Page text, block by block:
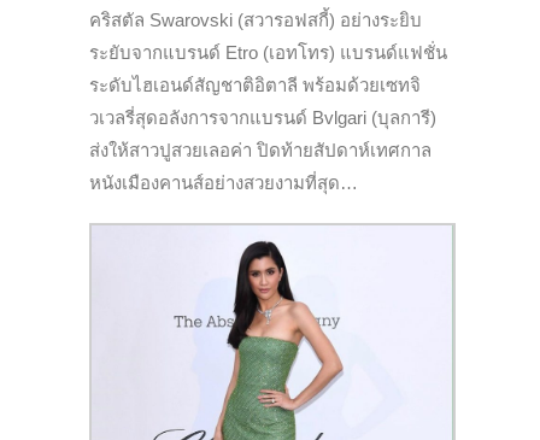
คริสตัล Swarovski (สวารอฟสกี้) อย่างระยิบ
ระยับจากแบรนด์ Etro (เอทโทร) แบรนด์แฟชั่น
ระดับไฮเอนด์สัญชาติอิตาลี พร้อมด้วยเซทจิ
วเวลรี่สุดอลังการจากแบรนด์ Bvlgari (บุลการี)
ส่งให้สาวปูสวยเลอค่า ปิดท้ายสัปดาห์เทศกาล
หนังเมืองคานส์อย่างสวยงามที่สุด…